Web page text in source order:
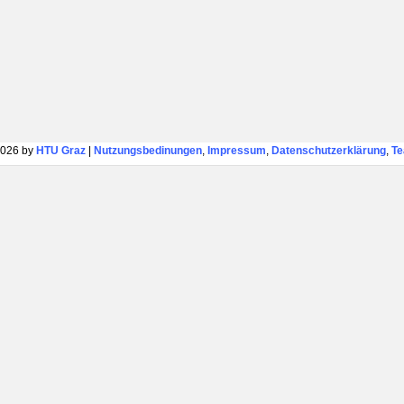
by HTU Graz| Nutzungsbedinungen, Impressum, Datenschutzerklärung,